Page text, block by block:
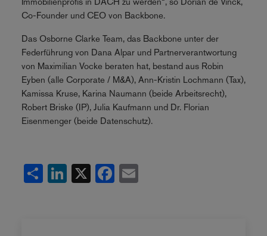
Co-Founder und CEO von Backbone.
Das Osborne Clarke Team, das Backbone unter der
Federführung von Dana Alpar und Partnerverantwortung
von Maximilian Vocke beraten hat, bestand aus Robin
Eyben (alle Corporate / M&A), Ann-Kristin Lochmann (Tax),
Kamissa Kruse, Karina Naumann (beide Arbeitsrecht),
Robert Briske (IP), Julia Kaufmann und Dr. Florian
Eisenmenger (beide Datenschutz).
Share
LinkedIn
X Facebook